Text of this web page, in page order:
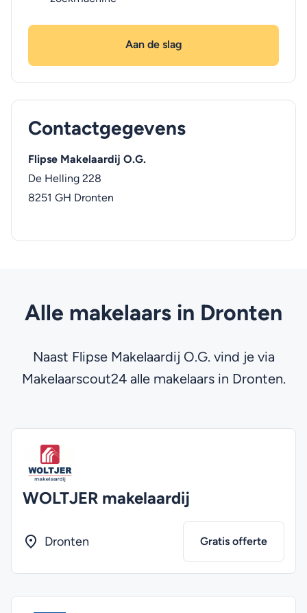
Aan de slag
Contactgegevens
Flipse Makelaardij O.G.
De Helling 228
8251 GH Dronten
Alle makelaars in Dronten
Naast Flipse Makelaardij O.G. vind je via
Makelaarscout24 alle makelaars in Dronten.
WOLTJER makelaardij
Dronten Gratis offerte